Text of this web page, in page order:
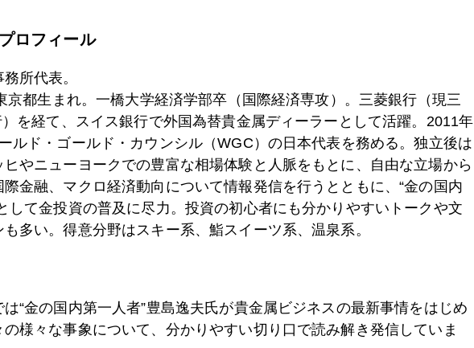
日 「先生」が最大の被害者、金の悪徳商法最新事情
日 新大久保イケメン通りで経済論議
日
ロフィール
所代表。
京都生まれ。一橋大学経済学部卒（国際経済専攻）。三菱銀行（現三
を経て、スイス銀行で外国為替貴金属ディーラーとして活躍。2011年
ルド・ゴールド・カウンシル（WGC）の日本代表を務める。独立後は
ヒやニューヨークでの豊富な相場体験と人脈をもとに、自由な立場から
金融、マクロ経済動向について情報発信を行うとともに、“金の国内
して金投資の普及に尽力。投資の初心者にも分かりやすいトークや文
多い。得意分野はスキー系、鮨スイーツ系、温泉系。
は“金の国内第一人者”豊島逸夫氏が貴金属ビジネスの最新事情をはじめ
の様々な事象について、分かりやすい切り口で読み解き発信していま